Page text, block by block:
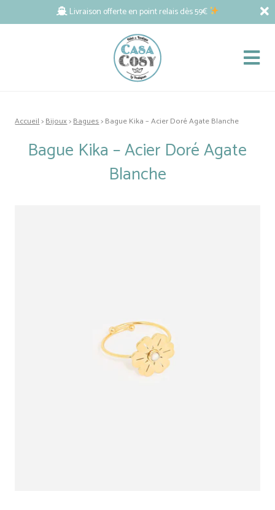
Livraison offerte en point relais dès 59€
Accueil>Bijoux>Bagues> Bague Kika – Acier Doré Agate Blanche
Bague Kika – Acier Doré Agate
Blanche